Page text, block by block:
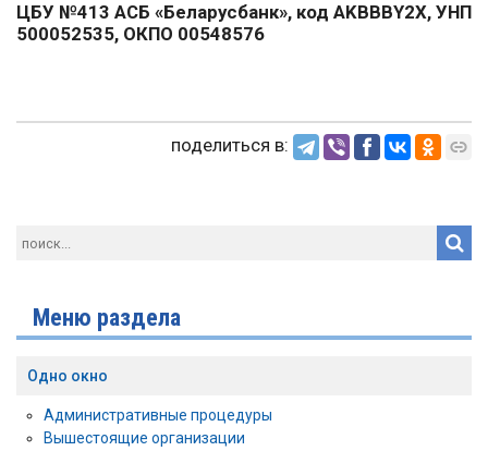
ЦБУ №413 АСБ «Беларусбанк», код AKBBBY2Х, УНП
500052535, ОКПО 00548576
поделиться в:
Меню раздела
Одно окно
Административные процедуры
Вышестоящие организации